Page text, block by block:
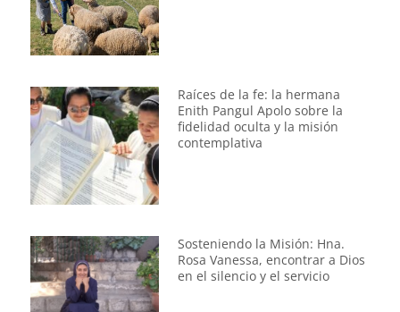
Raíces de la fe: la hermana
Enith Pangul Apolo sobre la
fidelidad oculta y la misión
contemplativa
Sosteniendo la Misión: Hna.
Rosa Vanessa, encontrar a Dios
en el silencio y el servicio